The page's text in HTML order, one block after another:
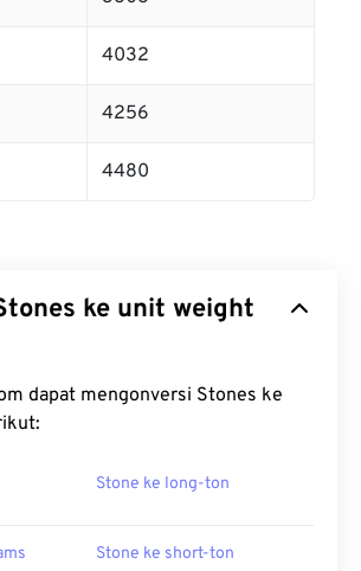
4032
4256
4480
ke unit weight
dapat mengonversi Stones ke
Stone ke long-ton
Stone ke short-ton